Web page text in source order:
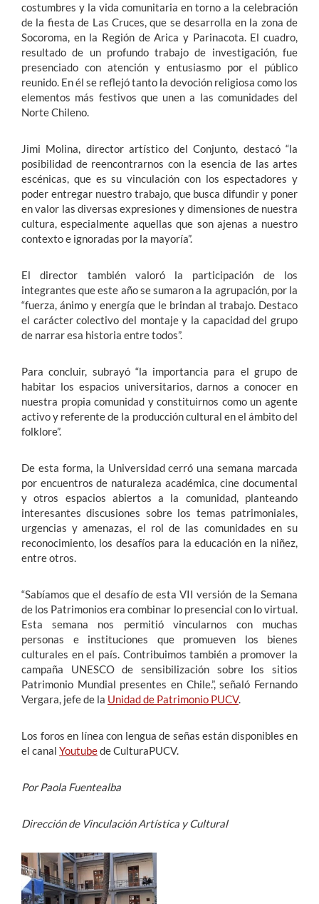
costumbres y la vida comunitaria en torno a la celebración
de la fiesta de Las Cruces, que se desarrolla en la zona de
Socoroma, en la Región de Arica y Parinacota. El cuadro,
resultado de un profundo trabajo de investigación, fue
presenciado con atención y entusiasmo por el público
reunido. En él se reflejó tanto la devoción religiosa como los
elementos más festivos que unen a las comunidades del
Norte Chileno.
Jimi Molina, director artístico del Conjunto, destacó “la
posibilidad de reencontrarnos con la esencia de las artes
escénicas, que es su vinculación con los espectadores y
poder entregar nuestro trabajo, que busca difundir y poner
en valor las diversas expresiones y dimensiones de nuestra
cultura, especialmente aquellas que son ajenas a nuestro
contexto e ignoradas por la mayoría”.
El director también valoró la participación de los
integrantes que este año se sumaron a la agrupación, por la
“fuerza, ánimo y energía que le brindan al trabajo. Destaco
el carácter colectivo del montaje y la capacidad del grupo
de narrar esa historia entre todos”.
Para concluir, subrayó “la importancia para el grupo de
habitar los espacios universitarios, darnos a conocer en
nuestra propia comunidad y constituirnos como un agente
activo y referente de la producción cultural en el ámbito del
folklore”.
De esta forma, la Universidad cerró una semana marcada
por encuentros de naturaleza académica, cine documental
y otros espacios abiertos a la comunidad, planteando
interesantes discusiones sobre los temas patrimoniales,
urgencias y amenazas, el rol de las comunidades en su
reconocimiento, los desafíos para la educación en la niñez,
entre otros.
“Sabíamos que el desafío de esta VII versión de la Semana
de los Patrimonios era combinar lo presencial con lo virtual.
Esta semana nos permitió vincularnos con muchas
personas e instituciones que promueven los bienes
culturales en el país. Contribuimos también a promover la
campaña UNESCO de sensibilización sobre los sitios
Patrimonio Mundial presentes en Chile.”, señaló Fernando
Vergara, jefe de la Unidad de Patrimonio PUCV.
Los foros en línea con lengua de señas están disponibles en
el canal Youtubede CulturaPUCV.
Por Paola Fuentealba
Dirección de Vinculación Artística y Cultural